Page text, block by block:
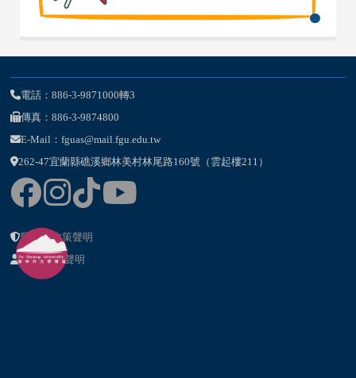
電話：886-3-9871000轉3
傳真：886-3-9874800
E-Mail：fguas@mail.fgu.edu.tw
262-47宜蘭縣礁溪鄉林美村林尾路160號（雲起樓211）
隱私權政策聲明
個資提供聲明